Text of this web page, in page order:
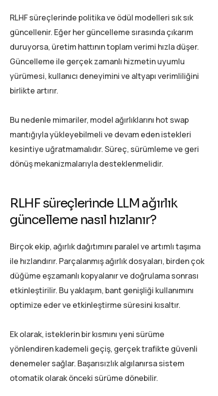
RLHF süreçlerinde politika ve ödül modelleri sık sık
güncellenir. Eğer her güncelleme sırasında çıkarım
duruyorsa, üretim hattının toplam verimi hızla düşer.
Güncelleme ile gerçek zamanlı hizmetin uyumlu
yürümesi, kullanıcı deneyimini ve altyapı verimliliğini
birlikte artırır.
Bu nedenle mimariler, model ağırlıklarını hot swap
mantığıyla yükleyebilmeli ve devam eden istekleri
kesintiye uğratmamalıdır. Süreç, sürümleme ve geri
dönüş mekanizmalarıyla desteklenmelidir.
RLHF süreçlerinde LLM ağırlık
güncelleme nasıl hızlanır?
Birçok ekip, ağırlık dağıtımını paralel ve artımlı taşıma
ile hızlandırır. Parçalanmış ağırlık dosyaları, birden çok
düğüme eşzamanlı kopyalanır ve doğrulama sonrası
etkinleştirilir. Bu yaklaşım, bant genişliği kullanımını
optimize eder ve etkinleştirme süresini kısaltır.
Ek olarak, isteklerin bir kısmını yeni sürüme
yönlendiren kademeli geçiş, gerçek trafikte güvenli
denemeler sağlar. Başarısızlık algılanırsa sistem
otomatik olarak önceki sürüme dönebilir.